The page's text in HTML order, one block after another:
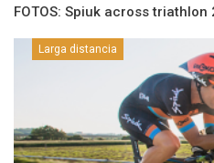
FOTOS: Spiuk across triathlon
Larga distancia